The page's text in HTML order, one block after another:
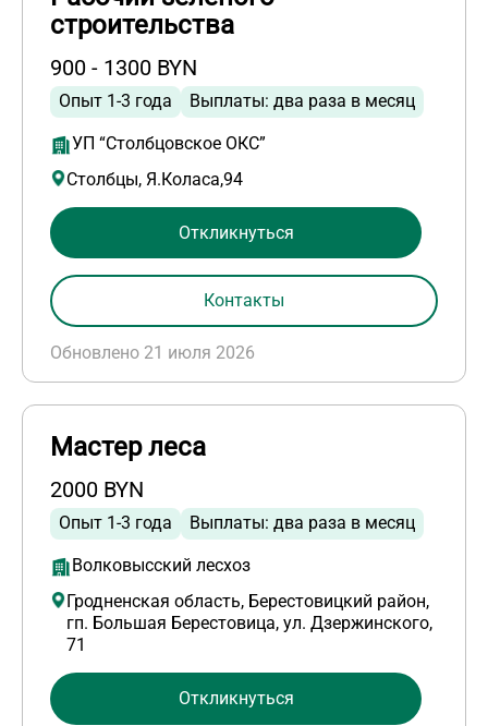
строительства
900 - 1300 BYN
Опыт 1-3 года Выплаты: два раза в месяц
УП “Столбцовское ОКС”
Столбцы, Я.Коласа,94
Обновлено 21 июля 2026
Откликнуться
Контакты
Мастер леса
2000 BYN
Опыт 1-3 года Выплаты: два раза в месяц
Волковысский лесхоз
Гродненская область, Берестовицкий район,
гп. Большая Берестовица, ул. Дзержинского,
71
Откликнуться